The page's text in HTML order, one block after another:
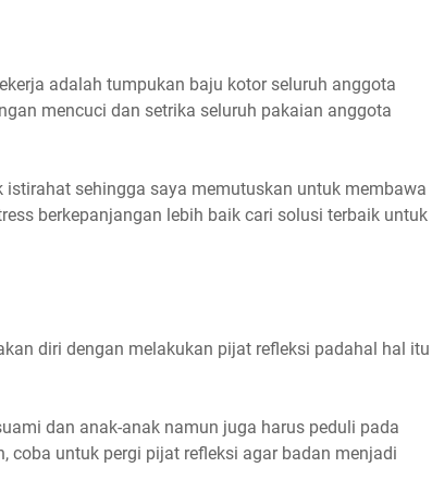
adalah tumpukan baju kotor seluruh anggota
mencuci dan setrika seluruh pakaian anggota
sehingga saya memutuskan untuk membawa
berkepanjangan lebih baik cari solusi terbaik untuk
diri dengan melakukan pijat refleksi padahal hal itu
dan anak-anak namun juga harus peduli pada
coba untuk pergi pijat refleksi agar badan menjadi